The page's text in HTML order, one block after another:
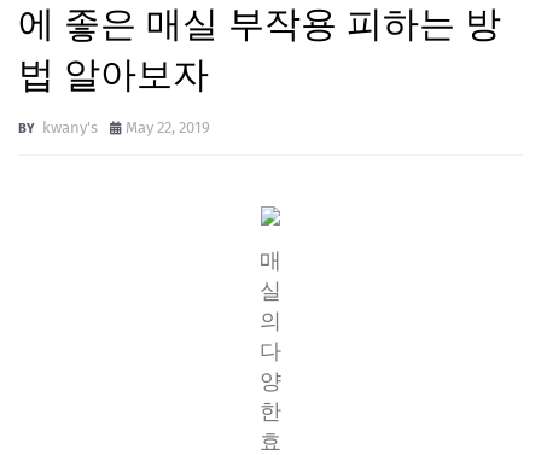
에 좋은 매실 부작용 피하는 방
법 알아보자
kwany's May 22, 2019
매
실
의
다
양
한
효